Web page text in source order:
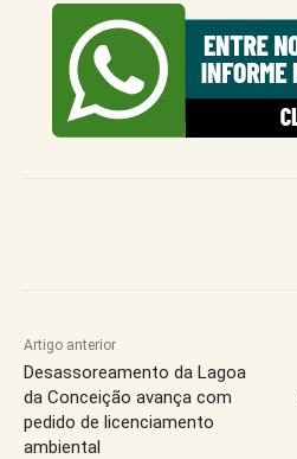
Artigo anterior
Desassoreamento da Lagoa
da Conceição avança com
pedido de licenciamento
ambiental